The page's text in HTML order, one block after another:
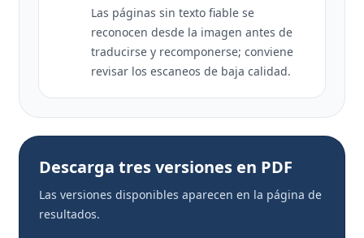
Las páginas sin texto fiable se
reconocen desde la imagen antes de
traducirse y recomponerse; conviene
revisar los escaneos de baja calidad.
Descarga tres versiones en PDF
Las versiones disponibles aparecen en la página de
resultados.